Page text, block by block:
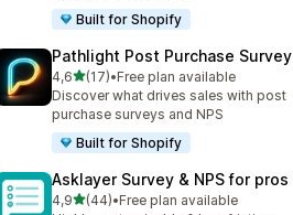
Built for Shopify
Pathlight Post Purchase Survey
4,6na 5 gwiazdek
(17)
Łączna liczba recenzji: 17
•Free plan available
Discover what drives sales with post
purchase surveys and NPS
Built for Shopify
Asklayer Survey & NPS for pros
4,9na 5 gwiazdek
(44)
Łączna liczba recenzji: 44
•Free plan available